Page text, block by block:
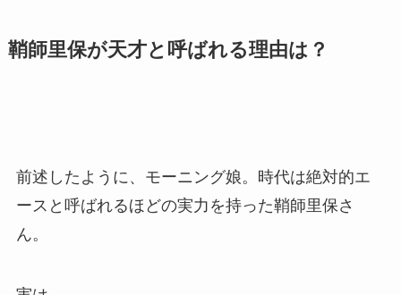
鞘師里保が天才と呼ばれる理由は？
前述したように、モーニング娘。時代は絶対的エ
ースと呼ばれるほどの実力を持った鞘師里保さ
ん。